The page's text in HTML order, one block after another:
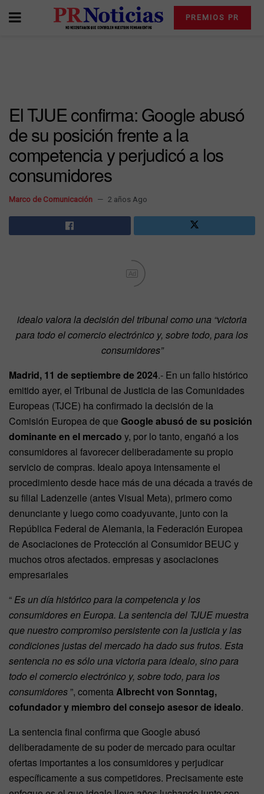
PREMIOS PR
El TJUE confirma: Google abusó
de su posición frente a la
competencia y perjudicó a los
consumidores
Marco de Comunicación 2 años Ago
Ad
idealo valora la decisión del tribunal como una “victoria
para todo el comercio electrónico y, sobre todo, para los
consumidores”
Madrid, 11 de septiembre de 2024.- En un fallo histórico
emitido ayer, el Tribunal de Justicia de las Comunidades
Europeas (TJCE) ha confirmado la decisión de la
Comisión Europea de que Google abusó de su posición
dominante en el mercado y, por lo tanto, engañó a los
consumidores al favorecer deliberadamente su propio
servicio de compras. Idealo apoya intensamente el
procedimiento desde hace más de una década a través de
su filial Ladenzeile (antes Visual Meta), primero como
denunciante y luego como coadyuvante, junto con la
República Federal de Alemania, la Federación Europea
de Asociaciones de Protección al Consumidor BEUC y
muchos otros afectados. empresas y asociaciones
empresariales
“Es un día histórico para la competencia y los
consumidores en Europa. La sentencia del TJUE muestra
que nuestro compromiso persistente con la justicia y las
condiciones justas del mercado ha dado sus frutos. Esta
sentencia no es sólo una victoria para idealo, sino para
todo el comercio electrónico y, sobre todo, para los
consumidores ”, comentaAlbrecht von Sonntag,
cofundador y miembro del consejo asesor de idealo.
La sentencia final confirma que Google abusó
deliberadamente de su poder de mercado para ocultar
ofertas importantes a los consumidores y perjudicar
específicamente a sus competidores. Precisamente este